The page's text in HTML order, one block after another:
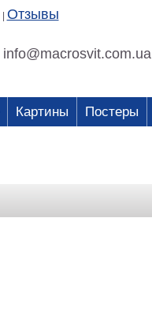
Отзывы
info@macrosvit.com.ua
Картины Постеры